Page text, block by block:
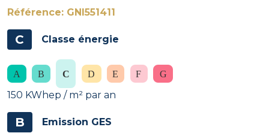
Référence: GNI551411
C Classe énergie
150 KWhep / m² par an
B Emission GES